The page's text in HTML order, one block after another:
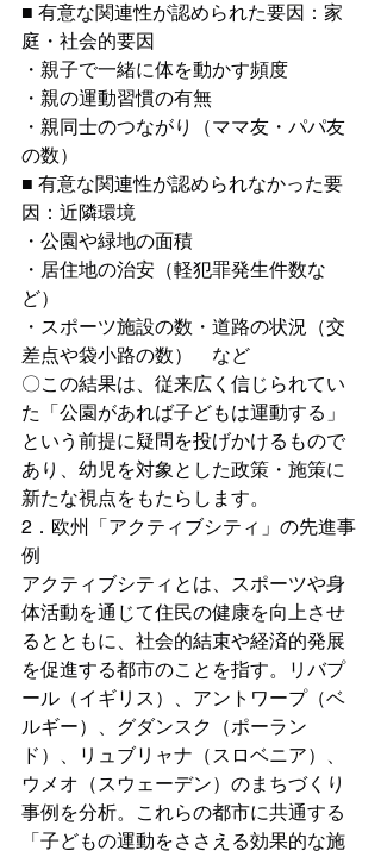
■ 有意な関連性が認められた要因：家
庭・社会的要因
・親子で一緒に体を動かす頻度
・親の運動習慣の有無
・親同士のつながり（ママ友・パパ友
の数）
■ 有意な関連性が認められなかった要
因：近隣環境
・公園や緑地の面積
・居住地の治安（軽犯罪発生件数な
ど）
・スポーツ施設の数・道路の状況（交
差点や袋小路の数）　など
〇この結果は、従来広く信じられてい
た「公園があれば子どもは運動する」
という前提に疑問を投げかけるもので
あり、幼児を対象とした政策・施策に
新たな視点をもたらします。
2．欧州「アクティブシティ」の先進事
例
アクティブシティとは、スポーツや身
体活動を通じて住民の健康を向上させ
るとともに、社会的結束や経済的発展
を促進する都市のことを指す。リバプ
ール（イギリス）、アントワープ（ベ
ルギー）、グダンスク（ポーラン
ド）、リュブリャナ（スロベニア）、
ウメオ（スウェーデン）のまちづくり
事例を分析。これらの都市に共通する
「子どもの運動をささえる効果的な施